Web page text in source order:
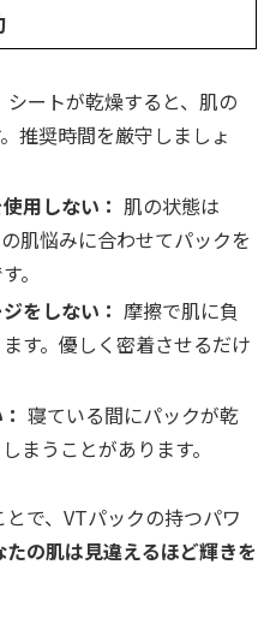
シートが乾燥すると、肌の
推奨時間を厳守しましょ
用しない： 肌の状態は
肌悩みに合わせてパックを
。
をしない： 摩擦で肌に負
す。優しく密着させるだけ
寝ている間にパックが乾
まうことがあります。
で、VTパックの持つパワ
たの肌は見違えるほど輝きを